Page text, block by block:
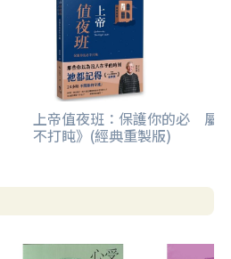
上帝值夜班：保護你的必
不打盹》(經典重製版)
屬